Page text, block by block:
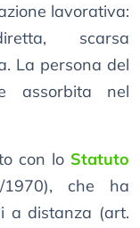
lavorativa:
scarsa
La persona del
assorbita nel
con lo Statuto
che ha
a distanza (art.